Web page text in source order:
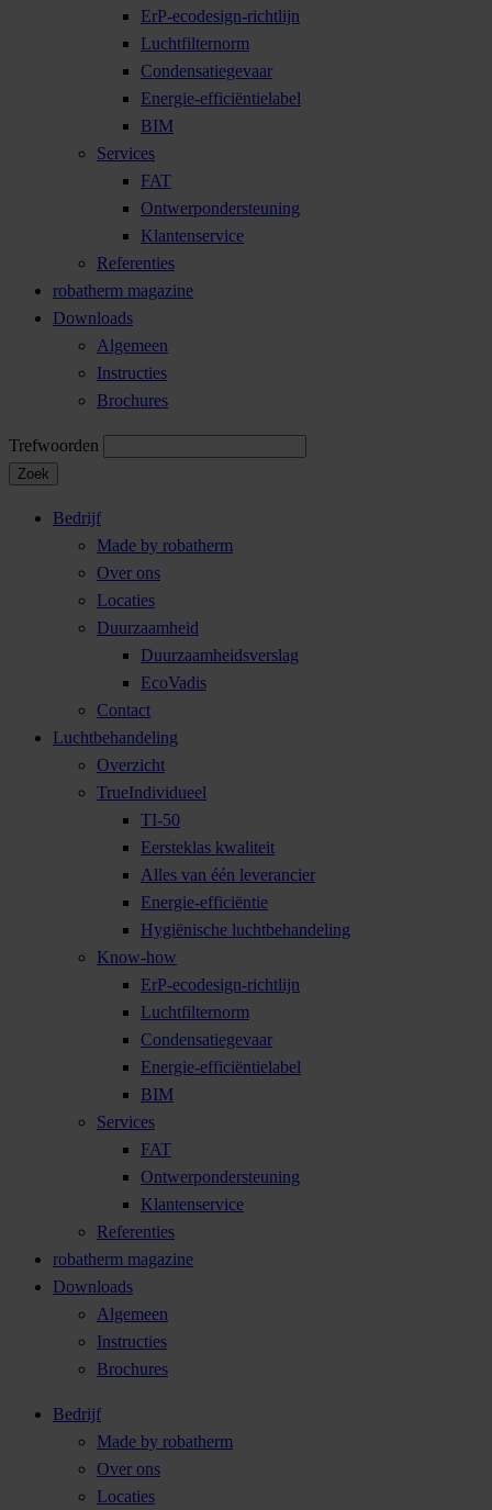
ErP-ecodesign-richtlijn
Luchtfilternorm
Condensatiegevaar
Energie-efficiëntielabel
BIM
Services
FAT
Ontwerpondersteuning
Klantenservice
Referenties
robatherm magazine
Downloads
Algemeen
Instructies
Brochures
Trefwoorden
Zoek
Bedrijf
Made by robatherm
Over ons
Locaties
Duurzaamheid
Duurzaamheidsverslag
EcoVadis
Contact
Luchtbehandeling
Overzicht
TrueIndividueel
TI-50
Eersteklas kwaliteit
Alles van één leverancier
Energie-efficiëntie
Hygiënische luchtbehandeling
Know-how
ErP-ecodesign-richtlijn
Luchtfilternorm
Condensatiegevaar
Energie-efficiëntielabel
BIM
Services
FAT
Ontwerpondersteuning
Klantenservice
Referenties
robatherm magazine
Downloads
Algemeen
Instructies
Brochures
Bedrijf
Made by robatherm
Over ons
Locaties